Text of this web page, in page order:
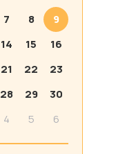
7 8
9
14 15
16
21 22
23
28 29
30
4 5 6